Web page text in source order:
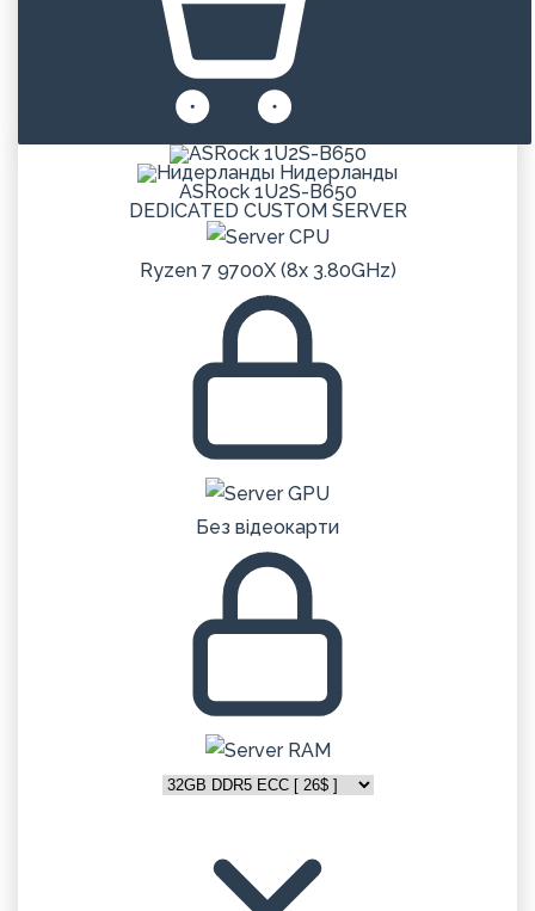
Нидерланды
ASRock 1U2S-B650
DEDICATED CUSTOMSERVER
Ryzen 7 9700X (8x 3.80GHz)
Без відеокарти